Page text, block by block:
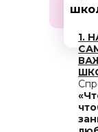
1.